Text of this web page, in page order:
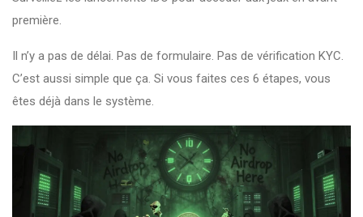
première.
Il n’y a pas de délai. Pas de formulaire. Pas de vérification KYC.
C’est aussi simple que ça. Si vous faites ces 6 étapes, vous
êtes déjà dans le système.